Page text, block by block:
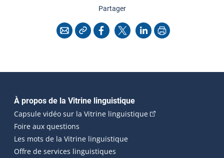
Partagercette page
CourrielCopier l'adresse
Facebook
X LinkedInImprimer
Navigation principale
À propos de la Vitrine linguistique
Capsule vidéo sur la Vitrine linguistique(Cet hyperlien
Foire aux questions
Les mots de la Vitrine linguistique
Offre de services linguistiques